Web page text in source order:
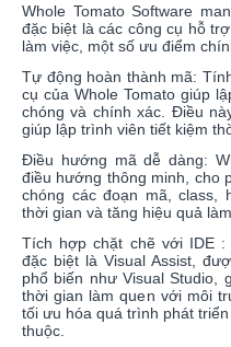
Whole Tomato Software
đặc biệt là các công cụ hỗ
làm việc, một số ưu điểm
Tự động hoàn thành mã:
cụ của Whole Tomato giúp
chóng và chính xác. Điều
giúp lập trình viên tiết kiệm
Điều hướng mã dễ dàng:
điều hướng thông minh, cho
chóng các đoạn mã, class,
thời gian và tăng hiệu quả
Tích hợp chặt chẽ với IDE :
đặc biệt là Visual Assist,
phổ biến như Visual Studio,
thời gian làm quen với môi
tối ưu hóa quá trình phát
thuộc.